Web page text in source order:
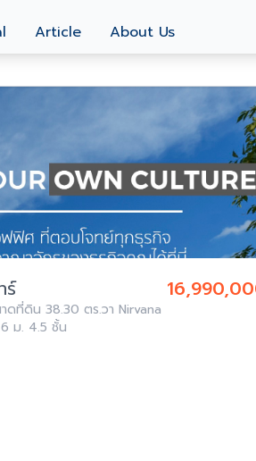
Article About Us
ร์
หน้ากว้าง 6 ม. 4.5 ชั้น